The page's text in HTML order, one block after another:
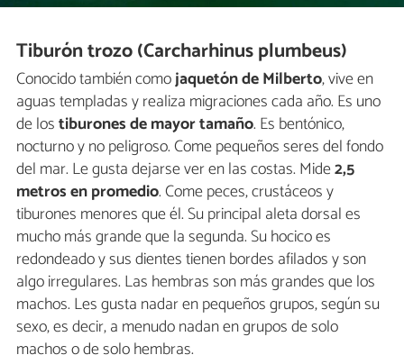
Tiburón trozo (Carcharhinus plumbeus)
Conocido también comojaquetón de Milberto, vive en
aguas templadas y realiza migraciones cada año. Es uno
de lostiburones de mayor tamaño. Es bentónico,
nocturno y no peligroso. Come pequeños seres del fondo
del mar. Le gusta dejarse ver en las costas. Mide2,5
metros en promedio. Come peces, crustáceos y
tiburones menores que él. Su principal aleta dorsal es
mucho más grande que la segunda. Su hocico es
redondeado y sus dientes tienen bordes afilados y son
algo irregulares. Las hembras son más grandes que los
machos. Les gusta nadar en pequeños grupos, según su
sexo, es decir, a menudo nadan en grupos de solo
machos o de solo hembras.